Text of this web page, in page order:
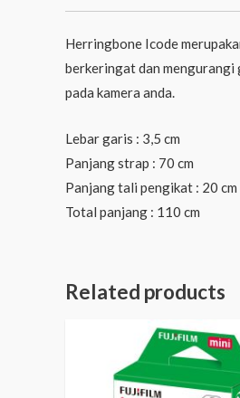
Herringbone Icode
berkeringat dan mengurangi
pada kamera anda.
Lebar garis : 3,5 cm
Panjang strap : 70 cm
Panjang tali pengikat : 20 cm
Total panjang : 110 cm
Related products